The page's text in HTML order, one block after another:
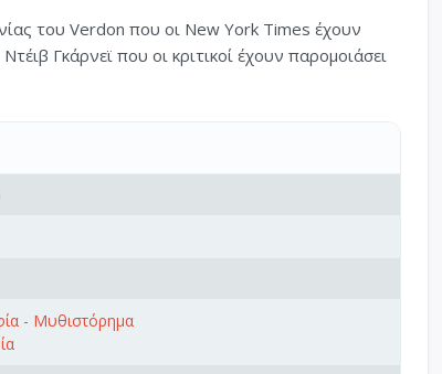
του Verdon που οι New York Times έχουν
Γκάρνεϊ που οι κριτικοί έχουν παρομοιάσει
- Μυθιστόρημα